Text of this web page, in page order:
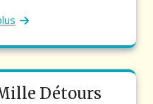
Détours